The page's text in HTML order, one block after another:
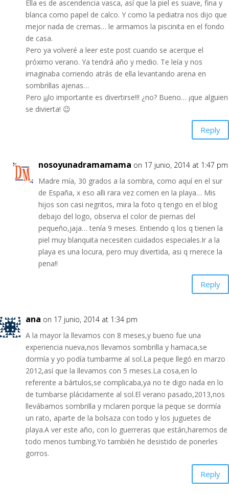
Ella es de ascendencia vasca, así que la piel es suave, fina y
blanca como papel de calco. Y como la pediatra nos dijo que
mejor nada de cremas… le armamos la piscinita en el fondo
de casa.
Pero ya volveré a leer este post cuando se acerque el
próximo verano. Ya tendrá año y medio. Te leía y nos
imaginaba corriendo atrás de ella levantando arena en
sombrillas ajenas…
Pero ¡¡¡lo importante es divertirse!!! ¿no? Bueno… ¡que alguien
se divierta! 😉
Reply
nosoyunadramamama on 17 junio, 2014 at 1:47 pm
Madre mía, 30 grados a la sombra, como aquí en el sur
de España, x eso alli rara vez comen en la playa… Mis
hijos son casi negritos, mira la foto q tengo en el blog
debajo del logo, observa el color de piernas del
pequeño,jaja… tenía 9 meses. Entiendo q los q tienen la
piel muy blanquita necesiten cuidados especiales.Ir a la
playa es una locura, pero muy divertida, asi q merece la
pena!!
Reply
ana on 17 junio, 2014 at 1:34 pm
A la mayor la llevamos con 8 meses,y bueno fue una
experiencia nueva,nos llevamos sombrilla y hamaca,se
dormía y yo podía tumbarme al sol.La peque llegó en marzo
2012,así que la llevamos con 5 meses.La cosa,en lo
referente a bártulos,se complicaba,ya no te digo nada en lo
de tumbarse plácidamente al sol.El verano pasado,2013,nos
llevábamos sombrilla y mclaren porque la peque se dormía
un rato, aparte de la bolsaza con todo y los juguetes de
playa.A ver este año, con lo guerreras que están,haremos de
todo menos tumbing.Yo también he desistido de ponerles
gorros.
Reply